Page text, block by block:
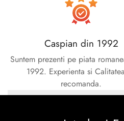
Caspian din 1992
Suntem prezenti pe piata
1992. Experienta si
recomanda.